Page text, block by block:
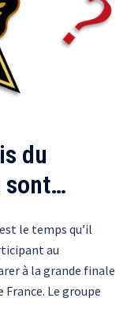
du
sont…
le temps qu’il
au
à la grande finale
France. Le groupe